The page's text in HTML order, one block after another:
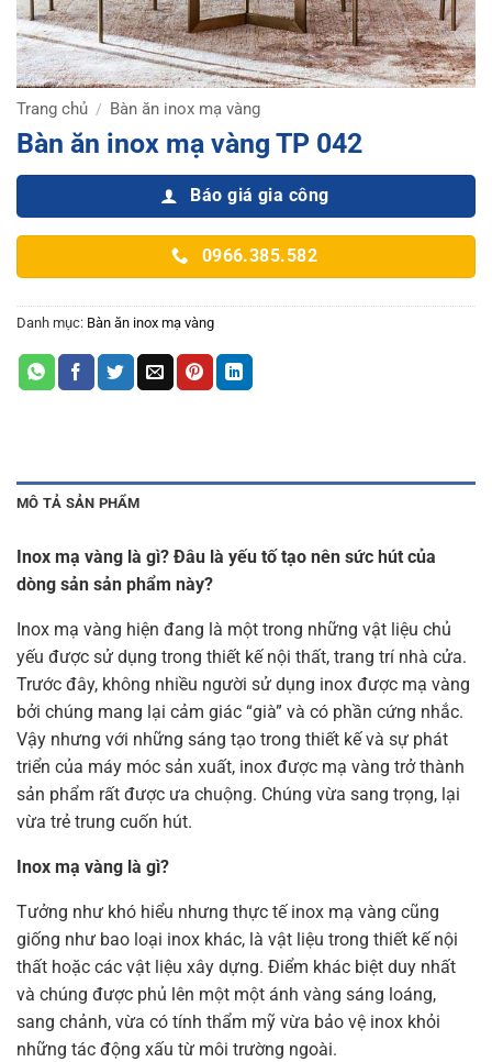
Trang chủ / Bàn ăn inox mạ vàng
Bàn ăn inox mạ vàng TP 042
Báo giá gia công
0966.385.582
Danh mục: Bàn ăn inox mạ vàng
MÔ TẢ SẢN PHẨM
Inox mạ vàng là gì? Đâu là yếu tố tạo nên sức hút của
dòng sản sản phẩm này?
Inox mạ vàng hiện đang là một trong những vật liệu chủ
yếu được sử dụng trong thiết kế nội thất, trang trí nhà cửa.
Trước đây, không nhiều người sử dụng inox được mạ vàng
bởi chúng mang lại cảm giác “già” và có phần cứng nhắc.
Vậy nhưng với những sáng tạo trong thiết kế và sự phát
triển của máy móc sản xuất, inox được mạ vàng trở thành
sản phẩm rất được ưa chuộng. Chúng vừa sang trọng, lại
vừa trẻ trung cuốn hút.
Inox mạ vàng là gì?
Tưởng như khó hiểu nhưng thực tế inox mạ vàng cũng
giống như bao loại inox khác, là vật liệu trong thiết kế nội
thất hoặc các vật liệu xây dựng. Điểm khác biệt duy nhất
và chúng được phủ lên một một ánh vàng sáng loáng,
sang chảnh, vừa có tính thẩm mỹ vừa bảo vệ inox khỏi
những tác động xấu từ môi trường ngoài.